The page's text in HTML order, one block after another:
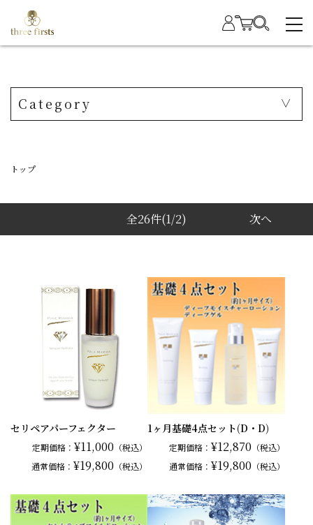
Category
トップ
全26件(1/2) 次へ
セリペアパーフェクター
定期価格： ¥11,000 （税込）
通常価格： ¥19,800 （税込）
1ヶ月基礎4点セット(D・D)
定期価格： ¥12,870 （税込）
通常価格： ¥19,800 （税込）